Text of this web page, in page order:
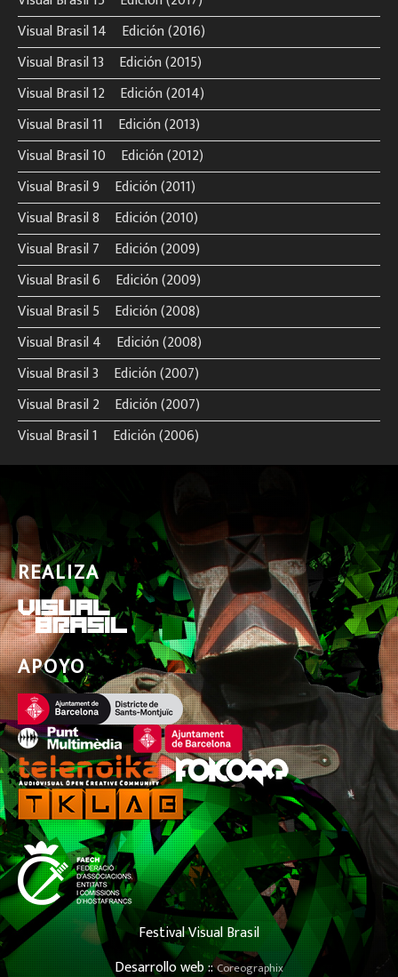
Visual Brasil 14º Edición (2016)
Visual Brasil 13º Edición (2015)
Visual Brasil 12º Edición (2014)
Visual Brasil 11º Edición (2013)
Visual Brasil 10º Edición (2012)
Visual Brasil 9º Edición (2011)
Visual Brasil 8º Edición (2010)
Visual Brasil 7º Edición (2009)
Visual Brasil 6º Edición (2009)
Visual Brasil 5º Edición (2008)
Visual Brasil 4º Edición (2008)
Visual Brasil 3º Edición (2007)
Visual Brasil 2º Edición (2007)
Visual Brasil 1º Edición (2006)
REALIZA
APOYO
Festival Visual Brasil
Desarrollo web ::Coreographix